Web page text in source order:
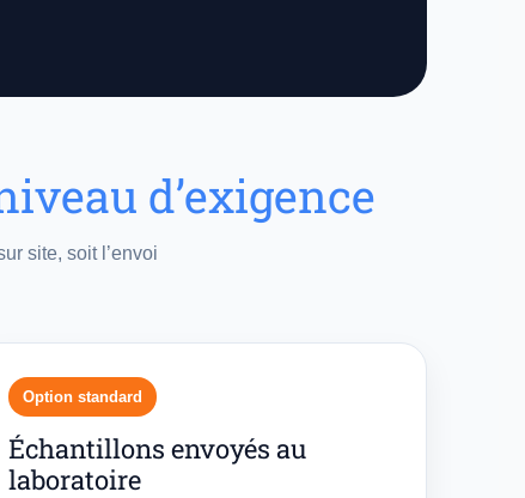
d’exigence
site, soit l’envoi
Option standard
Échantillons envoyés au
laboratoire